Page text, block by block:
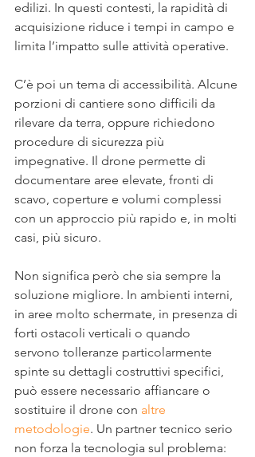
edilizi. In questi contesti, la rapidità di
acquisizione riduce i tempi in campo e
limita l’impatto sulle attività operative.
C’è poi un tema di accessibilità. Alcune
porzioni di cantiere sono difficili da
rilevare da terra, oppure richiedono
procedure di sicurezza più
impegnative. Il drone permette di
documentare aree elevate, fronti di
scavo, coperture e volumi complessi
con un approccio più rapido e, in molti
casi, più sicuro.
Non significa però che sia sempre la
soluzione migliore. In ambienti interni,
in aree molto schermate, in presenza di
forti ostacoli verticali o quando
servono tolleranze particolarmente
spinte su dettagli costruttivi specifici,
può essere necessario affiancare o
sostituire il drone con altre
metodologie. Un partner tecnico serio
non forza la tecnologia sul problema: